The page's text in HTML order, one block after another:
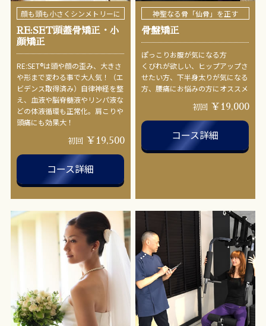
顔も頭も小さくシンメトリーに
RE:SET頭蓋骨矯正・小
顔矯正
RE:SET®︎は頭や顔の歪み、大きさ
や形まで変わる事で大人気！（エ
ビデンス取得済み）自律神経を整
え、血液や脳脊髄液やリンパ液な
どの体液循環も正常化。肩こりや
頭痛にも効果大！
初回 ￥19,500
コース詳細
神聖なる骨「仙骨」を正す
骨盤矯正
ぽっこりお腹が気になる方
くびれが欲しい、ヒップアップさ
せたい方、下半身太りが気になる
方、腰痛にお悩みの方にオススメ
初回 ￥19,000
コース詳細